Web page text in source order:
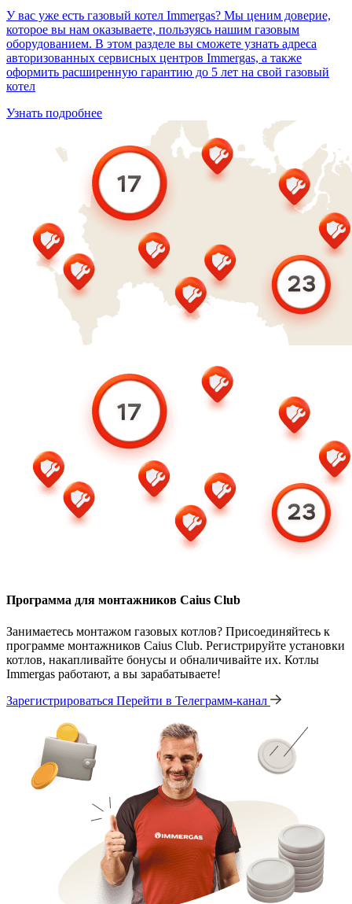
У вас уже есть газовый котел Immergas? Мы ценим доверие,
которое вы нам оказываете, пользуясь нашим газовым
оборудованием. В этом разделе вы сможете узнать адреса
авторизованных сервисных центров Immergas, а также
оформить расширенную гарантию до 5 лет на свой газовый
котел
Узнать подробнее
Программа для монтажников Caius Club
Занимаетесь монтажом газовых котлов? Присоединяйтесь к
программе монтажников Caius Club. Регистрируйте установки
котлов, накапливайте бонусы и обналичивайте их. Котлы
Immergas работают, а вы зарабатываете!
Зарегистрироваться Перейти в Телеграмм-канал